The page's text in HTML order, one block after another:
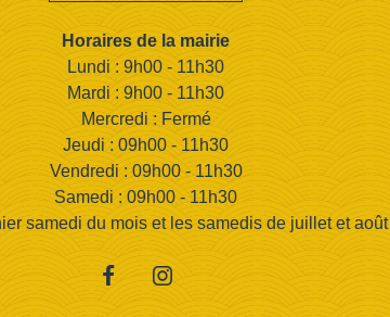
Horaires de la mairie
Lundi : 9h00 - 11h30
Mardi : 9h00 - 11h30
Mercredi : Fermé
Jeudi : 09h00 - 11h30
Vendredi : 09h00 - 11h30
Samedi : 09h00 - 11h30
samedi du mois et les samedis de juillet et août